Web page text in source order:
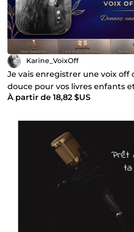
Karine_VoixOff
Je vais enregistrer une voix off
douce pour vos livres enfants
À partir de 18,82 $US